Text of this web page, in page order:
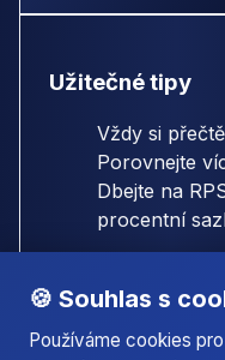
Užitečné tipy
Vždy si
Porovnejte
Dbejte na
procentní
Půjčky v okolních
🍪 Souhlas s
Používáme cookies